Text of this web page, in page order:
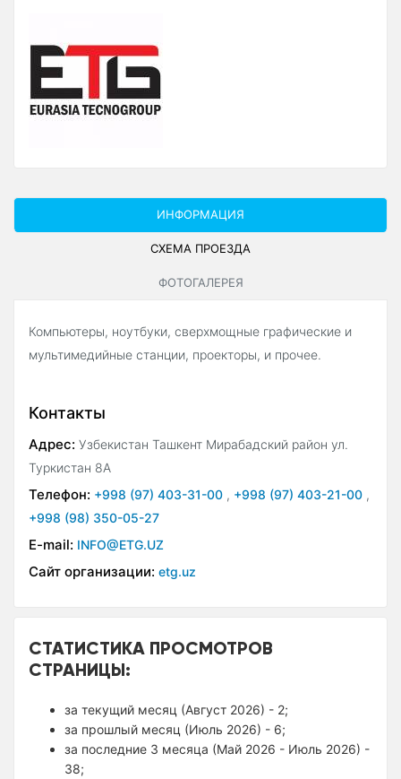
ИНФОРМАЦИЯ
СХЕМА ПРОЕЗДА
ФОТОГАЛЕРЕЯ
Компьютеры, ноутбуки, сверхмощные графические и
мультимедийные станции, проекторы, и прочее.
Контакты
Адрес: Узбекистан Ташкент Мирабадский район ул.
Туркистан 8А
Телефон: +998 (97) 403-31-00 , +998 (97) 403-21-00 ,
+998 (98) 350-05-27
E-mail: INFO@ETG.UZ
Сайт организации: etg.uz
СТАТИСТИКА ПРОСМОТРОВ
СТРАНИЦЫ:
за текущий месяц (Август 2026) - 2;
за прошлый месяц (Июль 2026) - 6;
за последние 3 месяца (Май 2026 - Июль 2026) -
38;